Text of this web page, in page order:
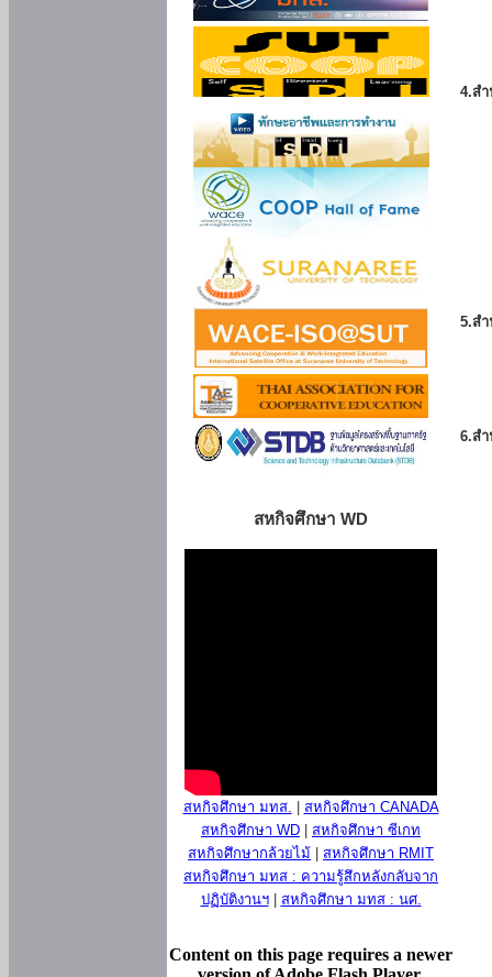
สหกิจศึกษา WD
สหกิจศึกษา มทส.
สหกิจศึกษา CANADA
สหกิจศึกษา WD
สหกิจศึกษา ซีเกท
สหกิจศึกษากล้วยไม้
สหกิจศึกษา RMIT
สหกิจศึกษา มทส : ความรู้สึกหลังกลับจาก
ปฏิบัติงานฯ| สหกิจศึกษา มทส : นศ.
Content on this page requires a newer
4.ส
5.ส
6.ส